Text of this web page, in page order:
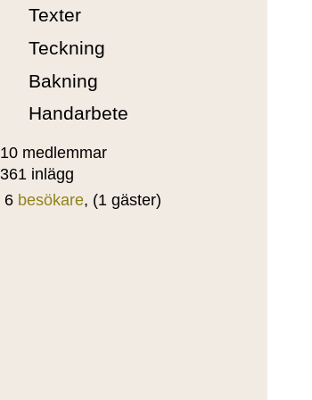
Texter
Teckning
Bakning
Handarbete
10 medlemmar
361 inlägg
6 besökare, (1 gäster)